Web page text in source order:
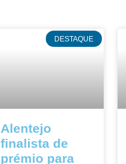
DESTAQUE
Alentejo
finalista de
prémio para